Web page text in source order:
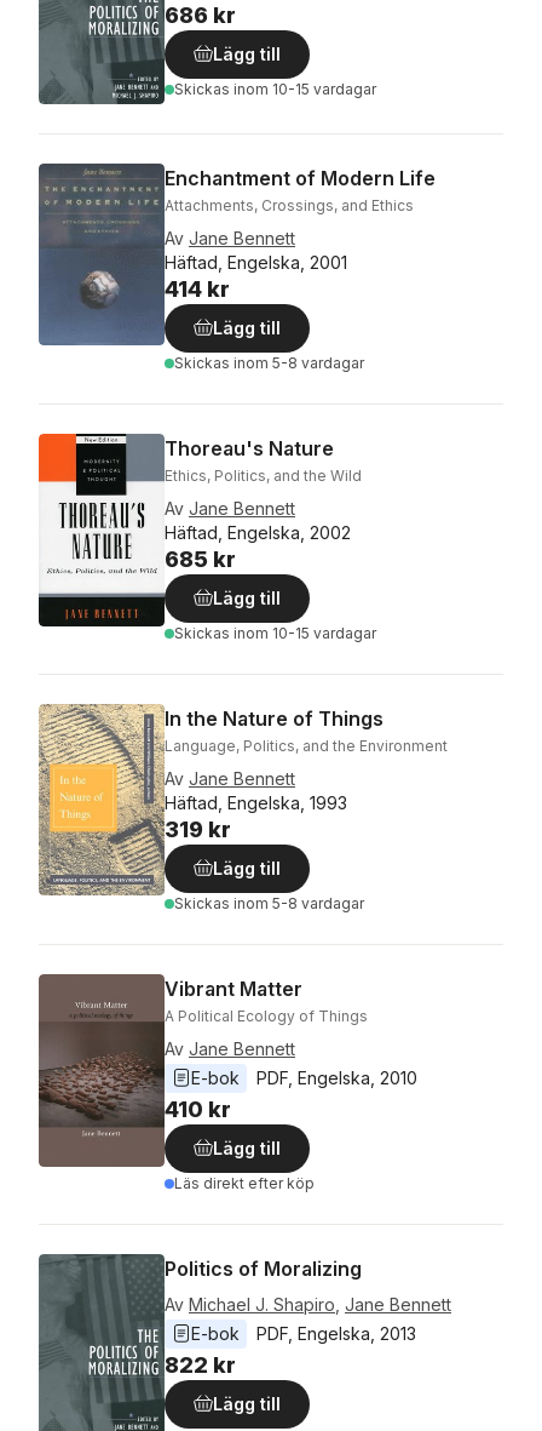
686 kr
Lägg till
Skickas inom 10-15 vardagar
Enchantment of Modern Life
Attachments, Crossings, and Ethics
Av Jane Bennett
Häftad, Engelska, 2001
414 kr
Lägg till
Skickas inom 5-8 vardagar
Thoreau's Nature
Ethics, Politics, and the Wild
Av Jane Bennett
Häftad, Engelska, 2002
685 kr
Lägg till
Skickas inom 10-15 vardagar
In the Nature of Things
Language, Politics, and the Environment
Av Jane Bennett
Häftad, Engelska, 1993
319 kr
Lägg till
Skickas inom 5-8 vardagar
Vibrant Matter
A Political Ecology of Things
Av Jane Bennett
E-bok
PDF Engelska 2010
410 kr
Lägg till
Läs direkt efter köp
Politics of Moralizing
Av Michael J. Shapiro Jane Bennett
E-bok
PDF Engelska 2013
822 kr
Lägg till